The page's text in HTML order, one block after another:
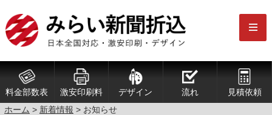
料金部数表 激安印刷料 デザイン 流れ
見積依頼
ホーム > 新着情報 > お知らせ